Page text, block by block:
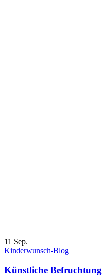
11 Sep.
Kinderwunsch-Blog
Künstliche